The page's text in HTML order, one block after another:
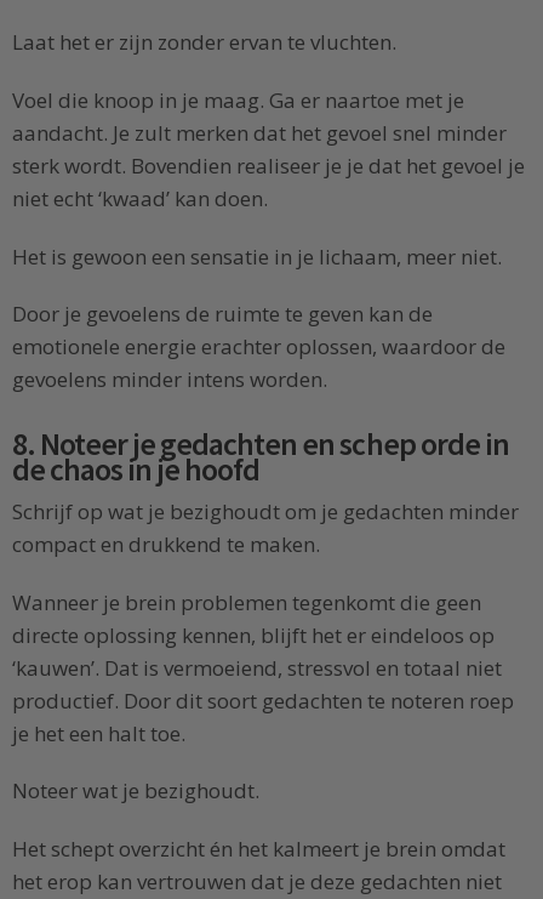
Laat het er zijn zonder ervan te vluchten.
Voel die knoop in je maag. Ga er naartoe met je
aandacht. Je zult merken dat het gevoel snel minder
sterk wordt. Bovendien realiseer je je dat het gevoel je
niet echt ‘kwaad’ kan doen.
Het is gewoon een sensatie in je lichaam, meer niet.
Door je gevoelens de ruimte te geven kan de
emotionele energie erachter oplossen, waardoor de
gevoelens minder intens worden.
8. Noteer je gedachten en schep orde in
de chaos in je hoofd
Schrijf op wat je bezighoudt om je gedachten minder
compact en drukkend te maken.
Wanneer je brein problemen tegenkomt die geen
directe oplossing kennen, blijft het er eindeloos op
‘kauwen’. Dat is vermoeiend, stressvol en totaal niet
productief. Door dit soort gedachten te noteren roep
je het een halt toe.
Noteer wat je bezighoudt.
Het schept overzicht én het kalmeert je brein omdat
het erop kan vertrouwen dat je deze gedachten niet